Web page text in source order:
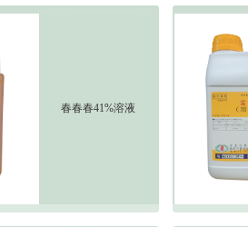
春春春41%溶液